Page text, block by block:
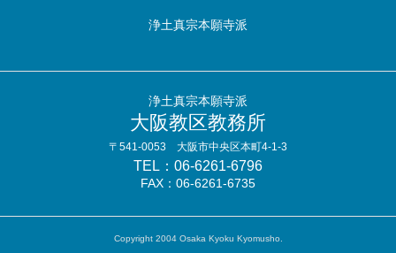
浄土真宗本願寺派
浄土真宗本願寺派
大阪教区教務所
〒541-0053 大阪市中央区本町4-1-3
TEL：06-6261-6796
FAX：06-6261-6735
Copyright 2004 Osaka Kyoku Kyomusho.